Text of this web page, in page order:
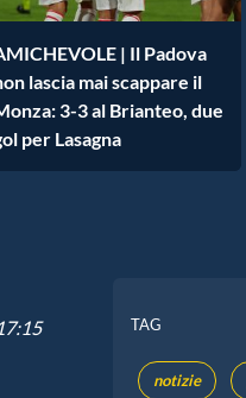
| Il Padova
lascia mai scappare il
3-3 al Brianteo, due
per Lasagna
TAG
notizie